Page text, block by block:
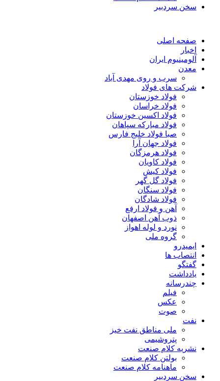
سخن سردبیر
صفحه اصلی
اخبار
آلومینیوم ایران
معدن
سرب و روی مهدی آباد
شرکت های فولاد
فولاد خوزستان
فولاد خراسان
فولاد اکسین خوزستان
فولاد مبارکه سپاهان
صبا فولاد خلیج فارس
فولاد جهان آرا
فولاد هرمزگان
فولاد کاویان
فولاد کیش
فولاد گل گهر
فولاد سنگان
فولاد شادگان
آهن و فولاد ارفع
ذوب آهن اصفهان
نورد و لوله اهواز
گروه ملی
ایمیدرو
انتصاب ها
گفتگو
یادداشت
چندرسانه
فیلم
عکس
صوت
نفت
ملی مناطق نفت خیز
پتروشیمی
نشریه کلام صنعت
بولتن کلام صنعت
ماهنامه کلام صنعت
سخن سردبیر